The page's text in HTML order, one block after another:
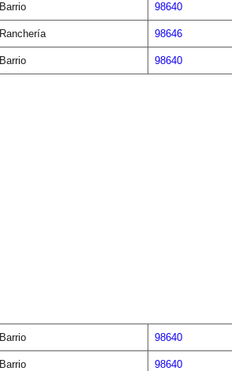
Barrio 98640
Ranchería 98646
Barrio 98640
Barrio 98640
Barrio 98640